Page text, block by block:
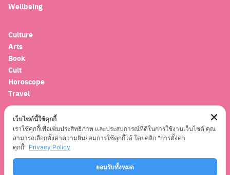
Wellbeing
Culture
Arts
Book
Cult
Horoscope
Travel
Entertainment
Celebrity
Movies
Musics
เว็บไซต์นี้ใช้คุกกี้
เราใช้คุกกี้เพื่อเพิ่มประสิทธิภาพ และประสบการณ์ที่ดีในการใช้งานเว็บไซต์ คุณ
สามารถเลือกตั้งค่าความยินยอมการใช้คุกกี้ได้ โดยคลิก "การตั้งค่า
คุกกี้" Privacy Policy
ยอมรับทั้งหมด